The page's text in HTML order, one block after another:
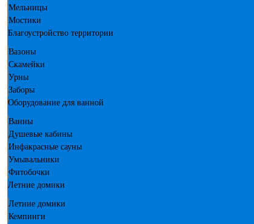
Мельницы
Мостики
Благоустройство территории
Вазоны
Скамейки
Урны
Заборы
Оборудование для ванной
Ванны
Душевые кабины
Инфакрасные сауны
Умывальники
Фитобочки
Летние домики
Летние домики
Кемпинги